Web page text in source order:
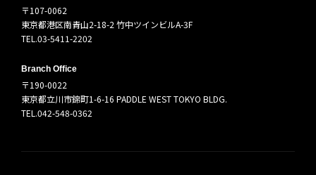
〒107-0062
東京都港区南青山2-18-2 竹中ツインビルA-3F
TEL.03-5411-2202
Branch Office
〒190-0022
東京都立川市錦町1-6-16 PADDLE WEST TOKYO BLDG.
TEL.042-548-0362